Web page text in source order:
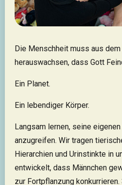
Die Menschheit muss aus
herauswachsen, dass Gott
Ein Planet.
Ein lebendiger Körper.
Langsam lernen, seine
anzugreifen. Wir tragen
Hierarchien und Urinstinkte in
entwickelt, dass Männchen
zur Fortpflanzung